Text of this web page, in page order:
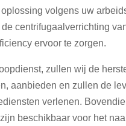
volgens uw
de centrifugaalverrichting
ervoor te zorgen.
zullen wij de
aanbieden en zullen de
verlenen.
beschikbaar voor het